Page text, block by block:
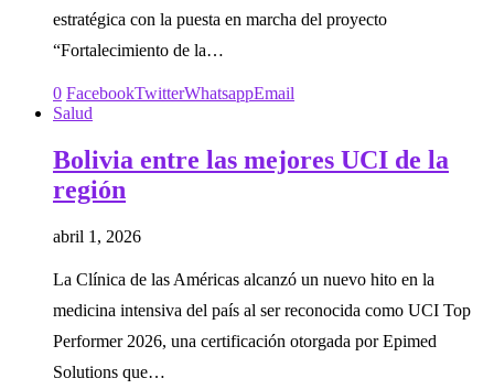
estratégica con la puesta en marcha del proyecto
“Fortalecimiento de la…
0 FacebookTwitterWhatsappEmail
Salud
Bolivia entre las mejores UCI de la
región
abril 1, 2026
La Clínica de las Américas alcanzó un nuevo hito en la
medicina intensiva del país al ser reconocida como UCI Top
Performer 2026, una certificación otorgada por Epimed
Solutions que…